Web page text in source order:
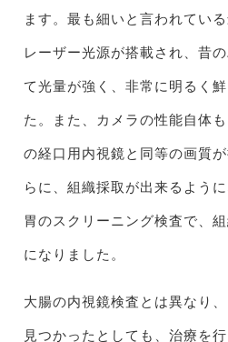
ます。最も細いと言われてい
レーザー光源が搭載され、昔
て光量が強く、非常に明るく
た。また、カメラの性能自体
の経口用内視鏡と同等の画質
らに、組織採取が出来るよう
胃のスクリーニング検査で、
になりました。
大腸の内視鏡検査とは異なり
見つかったとしても、治療を